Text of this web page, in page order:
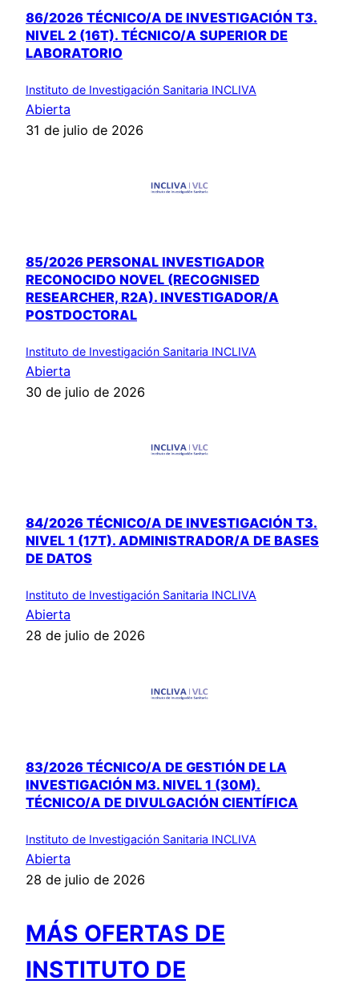
86/2026 TÉCNICO/A DE INVESTIGACIÓN T3.
NIVEL 2 (16T). TÉCNICO/A SUPERIOR DE
LABORATORIO
Instituto de Investigación Sanitaria INCLIVA
Abierta
31 de julio de 2026
85/2026 PERSONAL INVESTIGADOR
RECONOCIDO NOVEL (RECOGNISED
RESEARCHER, R2A). INVESTIGADOR/A
POSTDOCTORAL
Instituto de Investigación Sanitaria INCLIVA
Abierta
30 de julio de 2026
84/2026 TÉCNICO/A DE INVESTIGACIÓN T3.
NIVEL 1 (17T). ADMINISTRADOR/A DE BASES
DE DATOS
Instituto de Investigación Sanitaria INCLIVA
Abierta
28 de julio de 2026
83/2026 TÉCNICO/A DE GESTIÓN DE LA
INVESTIGACIÓN M3. NIVEL 1 (30M).
TÉCNICO/A DE DIVULGACIÓN CIENTÍFICA
Instituto de Investigación Sanitaria INCLIVA
Abierta
28 de julio de 2026
MÁS OFERTAS DE
INSTITUTO DE